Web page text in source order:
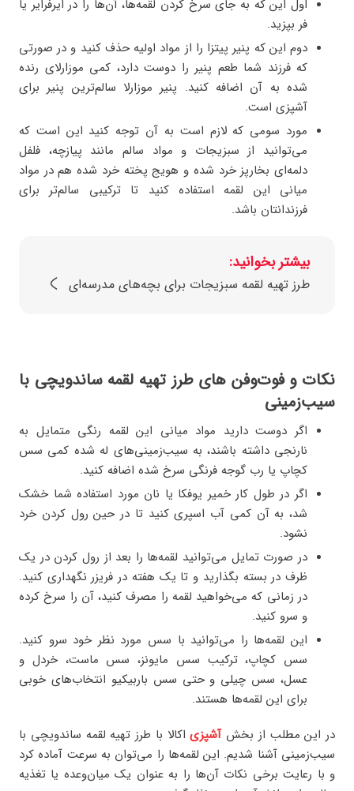
اول این که به جای سرخ کردن لقمه‌ها، آن‌ها را در ایرفرایر یا
فر بپزید.
دوم این که پنیر پیتزا را از مواد اولیه حذف کنید و در صورتی
که فرزند شما طعم پنیر را دوست دارد، کمی موزارلای رنده
شده به آن اضافه کنید. پنیر موزارلا سالم‌ترین پنیر برای
آشپزی است.
مورد سومی که لازم است به آن توجه کنید این است که
می‌توانید از سبزیجات و مواد سالم مانند پیازچه، فلفل
دلمه‌ای بخارپز خرد شده و هویج پخته خرد شده هم در مواد
میانی این لقمه استفاده کنید تا ترکیبی سالم‌تر برای
فرزندانتان باشد.
بیشتر بخوانید:
طرز تهیه لقمه سبزیجات برای بچه‌های مدرسه‌ای
نکات و فوت‌وفن‌ های طرز تهیه لقمه ساندویچی با
سیب‌زمینی
اگر دوست دارید مواد میانی این لقمه رنگی متمایل به
نارنجی داشته باشند، به سیب‌زمینی‌های له شده کمی سس
کچاپ یا رب گوجه فرنگی سرخ شده اضافه کنید.
اگر در طول کار خمیر یوفکا یا نان مورد استفاده شما خشک
شد، به آن کمی آب اسپری کنید تا در حین رول کردن خرد
نشود.
در صورت تمایل می‌توانید لقمه‌ها را بعد از رول کردن در یک
ظرف در بسته بگذارید و تا یک هفته در فریزر نگهداری کنید.
در زمانی که می‌خواهید لقمه را مصرف کنید، آن را سرخ کرده
و سرو کنید.
این لقمه‌ها را می‌توانید با سس مورد نظر خود سرو کنید.
سس کچاپ، ترکیب سس مایونز، سس ماست، خردل و
عسل، سس چیلی و حتی سس باربیکیو انتخاب‌های خوبی
برای این لقمه‌ها هستند.
در این مطلب از بخشآشپزیاکالا با طرز تهیه لقمه ساندویچی با
سیب‌زمینی آشنا شدیم. این لقمه‌ها را می‌توان به سرعت آماده کرد
و با رعایت برخی نکات آن‌ها را به عنوان یک میان‌وعده یا تغذیه